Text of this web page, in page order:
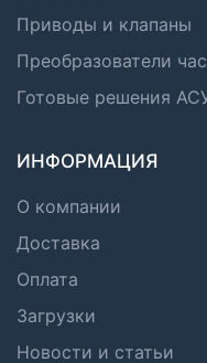
Приводы и клапаны
Преобразователи
Готовые решения
ИНФОРМАЦИЯ
О компании
Доставка
Оплата
Загрузки
Новости и статьи